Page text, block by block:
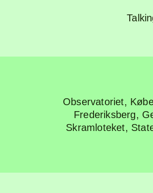
Observatoriet,
Frederiksberg,
Skramloteket,